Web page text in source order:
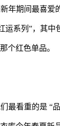
年期间最喜
系列”，其中
个红色单品。
最看重的是 “